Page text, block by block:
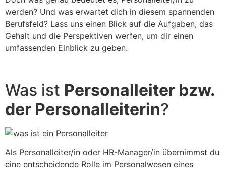
werden? Und was erwartet dich in diesem spannenden
Berufsfeld? Lass uns einen Blick auf die Aufgaben, das
Gehalt und die Perspektiven werfen, um dir einen
umfassenden Einblick zu geben.
Was ist Personalleiter bzw.
der Personalleiterin?
Als Personalleiter/in oder HR-Manager/in übernimmst du
eine entscheidende Rolle im Personalwesen eines